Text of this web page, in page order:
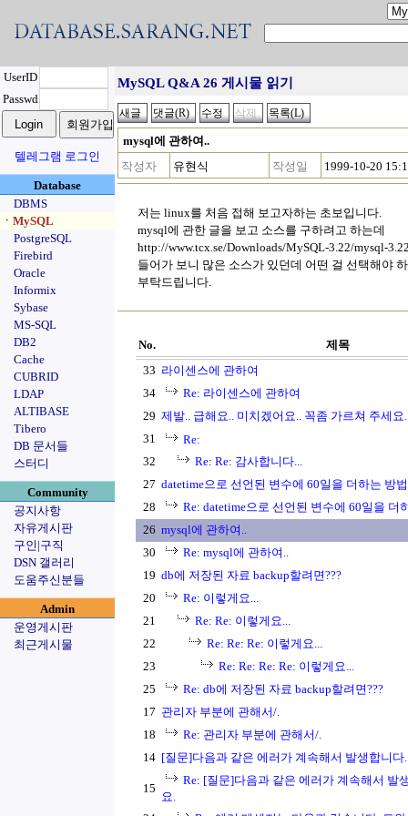
UserID
Passwd
텔레그램 로그인
Database
DBMS
ㆍMySQL
PostgreSQL
Firebird
Oracle
Informix
Sybase
MS-SQL
DB2
Cache
CUBRID
LDAP
ALTIBASE
Tibero
DB 문서들
스터디
Community
공지사항
자유게시판
구인|구직
DSN 갤러리
도움주신분들
Admin
운영게시판
최근게시물
MySQL Q&A 26 게시물 읽기
mysql에 관하여..
작성자
유현식 작성일 1999-10-20
저는 linux를 처음 접해 보고자하는 초보입니다.
mysql에 관한 글을 보고 소스를 구하려고 하는데
http://www.tcx.se/Downloads/MySQL-3.22/mysql-
들어가 보니 많은 소스가 있던데 어떤 걸 선택해야
부탁드립니다.
No.
제목
33 라이센스에 관하여
34
Re: 라이센스에 관하여
29 제발.. 급해요.. 미치겠어요.. 꼭좀 가르쳐 주세요
31
Re:
32
Re: Re: 감사합니다...
27 datetime으로 선언된 변수에 60일을 더하는 방
28
Re: datetime으로 선언된 변수에 60일을 더
26 mysql에 관하여..
30
Re: mysql에 관하여..
19 db에 저장된 자료 backup할려면???
20
Re: 이렇게요...
21
Re: Re: 이렇게요...
22
Re: Re: Re: 이렇게요...
23
Re: Re: Re: Re: 이렇게요...
25
Re: db에 저장된 자료 backup할려면???
17 관리자 부분에 관해서/.
18
Re: 관리자 부분에 관해서/.
14 [질문]다음과 같은 에러가 계속해서 발생합니다
15
Re: [질문]다음과 같은 에러가 계속해서 발
요.